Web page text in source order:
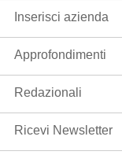
Inserisci azienda
Approfondimenti
Redazionali
Ricevi Newsletter